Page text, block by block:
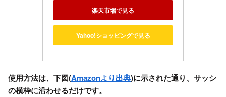
楽天市場で見る
Yahoo!ショッピングで見る
使用方法は、下図(Amazonより出典)に示された通り、サッシ
の横枠に沿わせるだけです。